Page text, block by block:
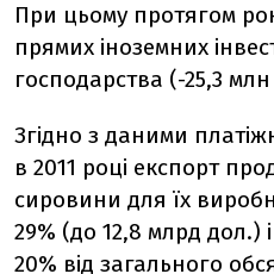
При цьому протягом
прямих іноземних
господарства (-25,3
Згідно з даними
в 2011 році експорт
сировини для їх
29% (до 12,8 млрд дол.)
20% від загального